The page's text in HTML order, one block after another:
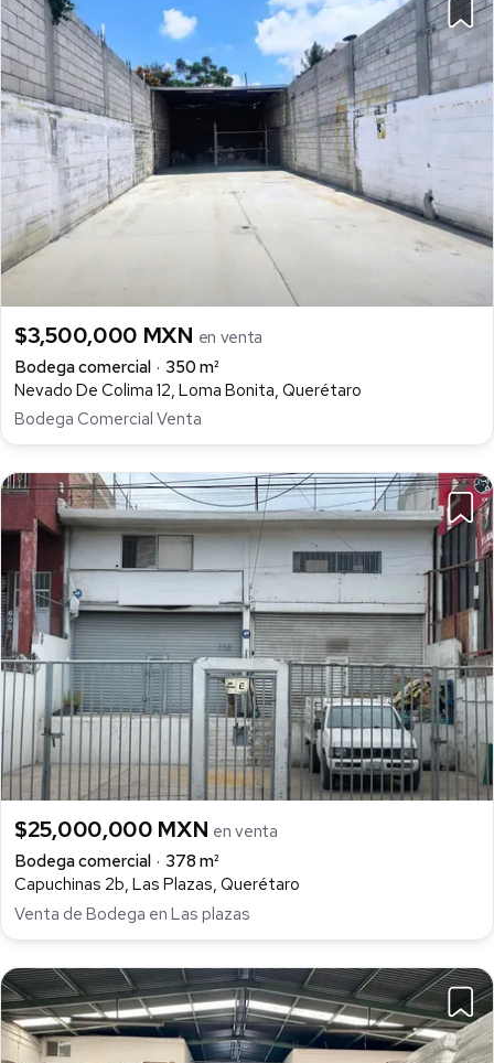
$3,500,000 MXN en venta
Bodega comercial
350 m²
Nevado De Colima 12, Loma Bonita, Querétaro
Bodega Comercial Venta
$25,000,000 MXN en venta
Bodega comercial
378 m²
Capuchinas 2b, Las Plazas, Querétaro
Venta de Bodega en Las plazas